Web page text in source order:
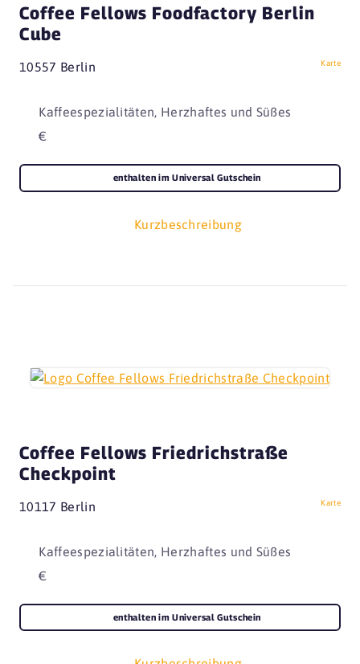
Coffee Fellows Foodfactory Berlin
Cube
10557 Berlin Karte
Kaffeespezialitäten, Herzhaftes und Süßes
€
Kurzbeschreibung
enthalten im Universal Gutschein
Coffee Fellows Friedrichstraße
Checkpoint
10117 Berlin Karte
Kaffeespezialitäten, Herzhaftes und Süßes
€
enthalten im Universal Gutschein